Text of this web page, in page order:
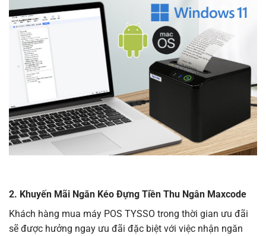
2. Khuyến Mãi Ngăn Kéo Đựng Tiền Thu Ngân Maxcode
Khách hàng mua máy POS TYSSO trong thời gian ưu đãi
sẽ được hưởng ngay ưu đãi đặc biệt với việc nhận ngăn